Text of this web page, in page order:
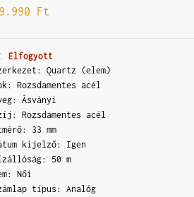
Ft
Elfogyott
Quartz (elem)
Rozsdamentes acél
Ásványi
Rozsdamentes acél
33 mm
kijelző: Igen
50 m
Női
típus: Analóg